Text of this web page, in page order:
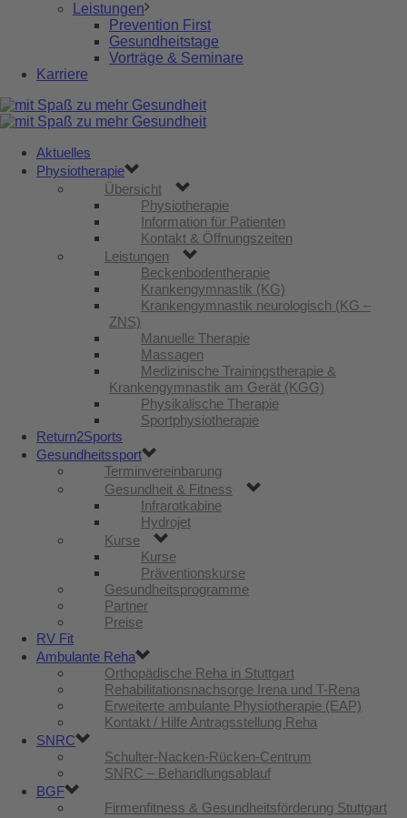
Leistungen
Prevention First
Gesundheitstage
Vorträge & Seminare
Karriere
Aktuelles
Physiotherapie
Übersicht
Physiotherapie
Information für Patienten
Kontakt & Öffnungszeiten
Leistungen
Beckenbodentherapie
Krankengymnastik (KG)
Krankengymnastik neurologisch (KG –
ZNS)
Manuelle Therapie
Massagen
Medizinische Trainingstherapie &
Krankengymnastik am Gerät (KGG)
Physikalische Therapie
Sportphysiotherapie
Return2Sports
Gesundheitssport
Terminvereinbarung
Gesundheit & Fitness
Infrarotkabine
Hydrojet
Kurse
Kurse
Präventionskurse
Gesundheitsprogramme
Partner
Preise
RV Fit
Ambulante Reha
Orthopädische Reha in Stuttgart
Rehabilitationsnachsorge Irena und T-Rena
Erweiterte ambulante Physiotherapie (EAP)
Kontakt / Hilfe Antragsstellung Reha
SNRC
Schulter-Nacken-Rücken-Centrum
SNRC – Behandlungsablauf
BGF
Firmenfitness & Gesundheitsförderung Stuttgart